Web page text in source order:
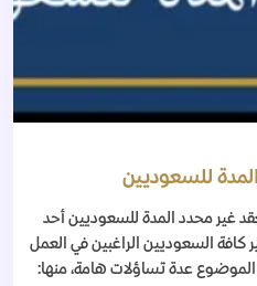
للسعوديين
غير محدد المدة للسعوديين أحد
السعوديين الراغبين في العمل
الموضوع عدة تساؤلات هامة، منها: